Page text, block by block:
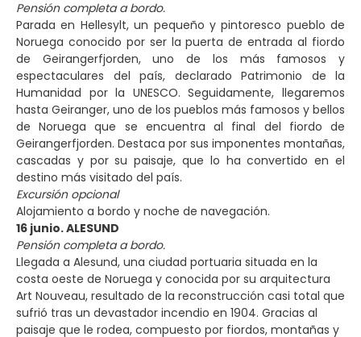
Pensión completa a bordo.
Parada en Hellesylt, un pequeño y pintoresco pueblo de
Noruega conocido por ser la puerta de entrada al fiordo
de Geirangerfjorden, uno de los más famosos y
espectaculares del país, declarado Patrimonio de la
Humanidad por la UNESCO. Seguidamente, llegaremos
hasta Geiranger, uno de los pueblos más famosos y bellos
de Noruega que se encuentra al final del fiordo de
Geirangerfjorden. Destaca por sus imponentes montañas,
cascadas y por su paisaje, que lo ha convertido en el
destino más visitado del país.
Excursión opcional
Alojamiento a bordo y noche de navegación.
16 junio. ALESUND
Pensión completa a bordo.
Llegada a Alesund, una ciudad portuaria situada en la
costa oeste de Noruega y conocida por su arquitectura
Art Nouveau, resultado de la reconstrucción casi total que
sufrió tras un devastador incendio en 1904. Gracias al
paisaje que le rodea, compuesto por fiordos, montañas y